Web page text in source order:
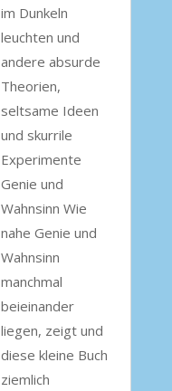
im Dunkeln
leuchten und
andere absurde
Theorien,
seltsame Ideen
und skurrile
Experimente
Genie und
Wahnsinn Wie
nahe Genie und
Wahnsinn
manchmal
beieinander
liegen, zeigt und
diese kleine Buch
ziemlich